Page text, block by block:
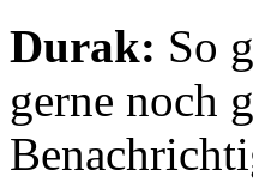
Durak: So
gerne noch